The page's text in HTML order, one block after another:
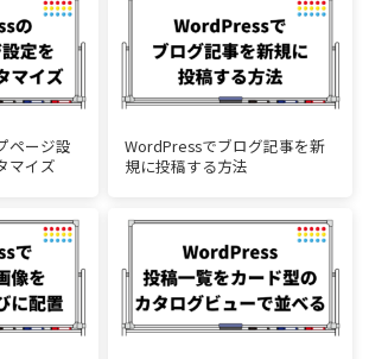
ページ設
マイズ
WordPressでブログ記事を新
規に投稿する方法